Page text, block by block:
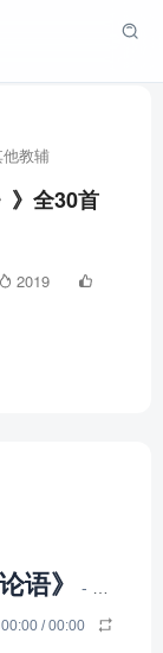
教辅
》全30首
2019
语》 - 高途素养
00:00 /00:00